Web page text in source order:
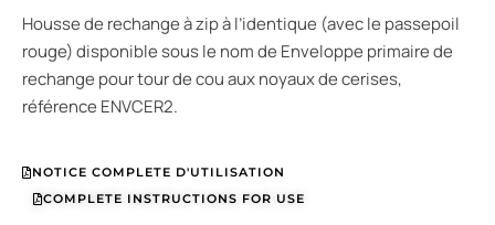
Housse de rechange à zip à l’identique (avec le passepoil
rouge) disponible sous le nom de Enveloppe primaire de
rechange pour tour de cou aux noyaux de cerises,
référence ENVCER2.
NOTICE COMPLETE D'UTILISATION
COMPLETE INSTRUCTIONS FOR USE